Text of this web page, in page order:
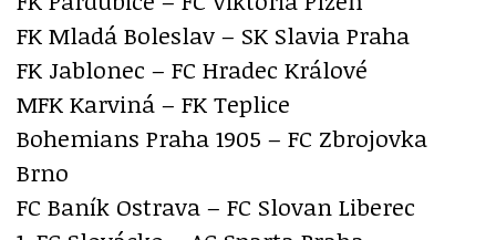
FK Mladá Boleslav – SK Slavia Praha
FK Jablonec – FC Hradec Králové
MFK Karviná – FK Teplice
Bohemians Praha 1905 – FC Zbrojovka
Brno
FC Baník Ostrava – FC Slovan Liberec